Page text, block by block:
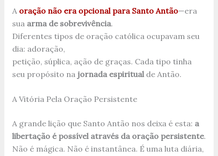
A oração não era opcional para Santo Antão—era
sua arma de sobrevivência.
Diferentes tipos de oração católica ocupavam seu
dia: adoração,
petição, súplica, ação de graças. Cada tipo tinha
seu propósito na jornada espiritualde Antão.
A Vitória Pela Oração Persistente
A grande lição que Santo Antão nos deixa é esta: a
libertação é possível através da oração persistente.
Não é mágica. Não é instantânea. É uma luta diária,